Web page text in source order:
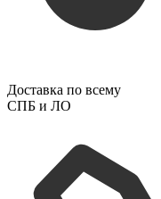
Доставка по всему
СПБ и ЛО